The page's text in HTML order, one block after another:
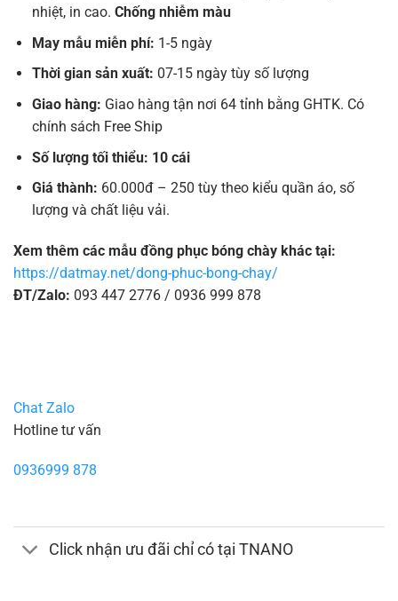
nhiệt, in cao. Chống nhiễm màu
May mẫu miễn phí: 1-5 ngày
Thời gian sản xuất: 07-15 ngày tùy số lượng
Giao hàng: Giao hàng tận nơi 64 tỉnh bằng GHTK. Có
chính sách Free Ship
Số lượng tối thiểu: 10 cái
Giá thành: 60.000đ – 250 tùy theo kiểu quần áo, số
lượng và chất liệu vải.
Xem thêm các mẫu đồng phục bóng chày khác tại:
https://datmay.net/dong-phuc-bong-chay/
ĐT/Zalo: 093 447 2776 / 0936 999 878
Chat Zalo
Hotline tư vấn
0936999 878
Click nhận ưu đãi chỉ có tại TNANO